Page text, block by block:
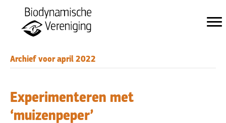
Archief voor april 2022
Experimenteren met
‘muizenpeper’